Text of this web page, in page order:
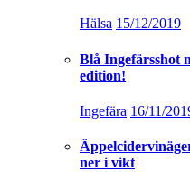
Hälsa 15/12/2019
Blå Ingefärsshot
edition!
Ingefära 16/11/
ner i vikt